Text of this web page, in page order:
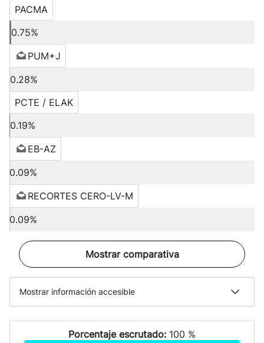
PACMA
0.75%
PUM+J
0.28%
PCTE / ELAK
0.19%
EB-AZ
0.09%
RECORTES CERO-LV-M
0.09%
Mostrar comparativa
Mostrar información accesible
Porcentaje escrutado: 100 %